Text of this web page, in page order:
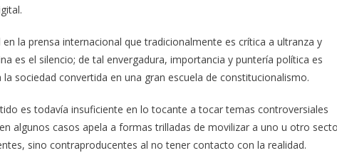
la prensa internacional que tradicionalmente es crítica a ultranza y
es el silencio; de tal envergadura, importancia y puntería política es
sociedad convertida en una gran escuela de constitucionalismo.
es todavía insuficiente en lo tocante a tocar temas controversiales
algunos casos apela a formas trilladas de movilizar a uno u otro
sino contraproducentes al no tener contacto con la realidad.